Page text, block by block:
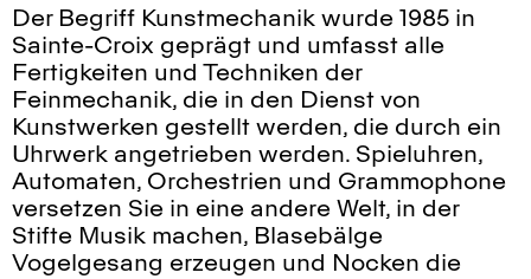
Der Begriff Kunstmechanik wurde 1985 in
Sainte-Croix geprägt und umfasst alle
Fertigkeiten und Techniken der
Feinmechanik, die in den Dienst von
Kunstwerken gestellt werden, die durch ein
Uhrwerk angetrieben werden. Spieluhren,
Automaten, Orchestrien und Grammophone
versetzen Sie in eine andere Welt, in der
Stifte Musik machen, Blasebälge
Vogelgesang erzeugen und Nocken die